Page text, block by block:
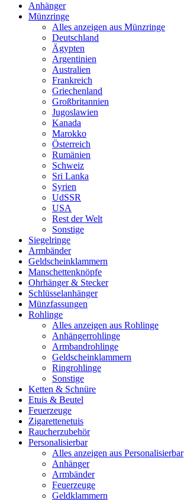
Anhänger
Münzringe
Alles anzeigen aus Münzringe
Deutschland
Ägypten
Argentinien
Australien
Frankreich
Griechenland
Großbritannien
Jugoslawien
Kanada
Marokko
Österreich
Rumänien
Schweiz
Sri Lanka
Syrien
UdSSR
USA
Rest der Welt
Sonstige
Siegelringe
Armbänder
Geldscheinklammern
Manschettenknöpfe
Ohrhänger & Stecker
Schlüsselanhänger
Münzfassungen
Rohlinge
Alles anzeigen aus Rohlinge
Anhängerrohlinge
Armbandrohlinge
Geldscheinklammern
Ringrohlinge
Sonstige
Ketten & Schnüre
Etuis & Beutel
Feuerzeuge
Zigarettenetuis
Raucherzubehör
Personalisierbar
Alles anzeigen aus Personalisierbar
Anhänger
Armbänder
Feuerzeuge
Geldklammern